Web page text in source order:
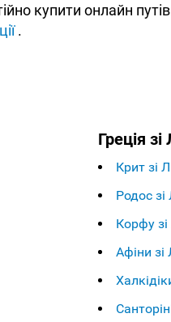
купити онлайн
.
Греція
Крит зі
Родос
Корфу
Афіни зі